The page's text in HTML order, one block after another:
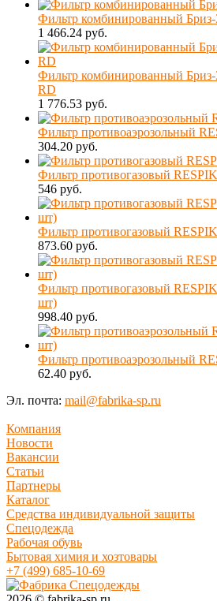
Фильтр комбинированный
1 466.24 руб.
Фильтр комбинированный
RD
1 776.53 руб.
Фильтр противоаэрозольный
304.20 руб.
Фильтр противогазовый
546 руб.
Фильтр противогазовый
873.60 руб.
Фильтр противогазовый
шт)
998.40 руб.
Фильтр противоаэрозольный
62.40 руб.
Эл. почта: mail@fabrika-sp.ru
Компания
Новости
Вакансии
Статьи
Партнеры
Каталог
Средства индивидуальной защиты
Спецодежда
Рабочая обувь
Бытовая химия и хозтовары
+7 (499) 685-10-69